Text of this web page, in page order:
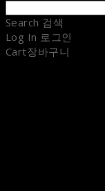
Search 검색
Log In 로그인
Cart장바구니